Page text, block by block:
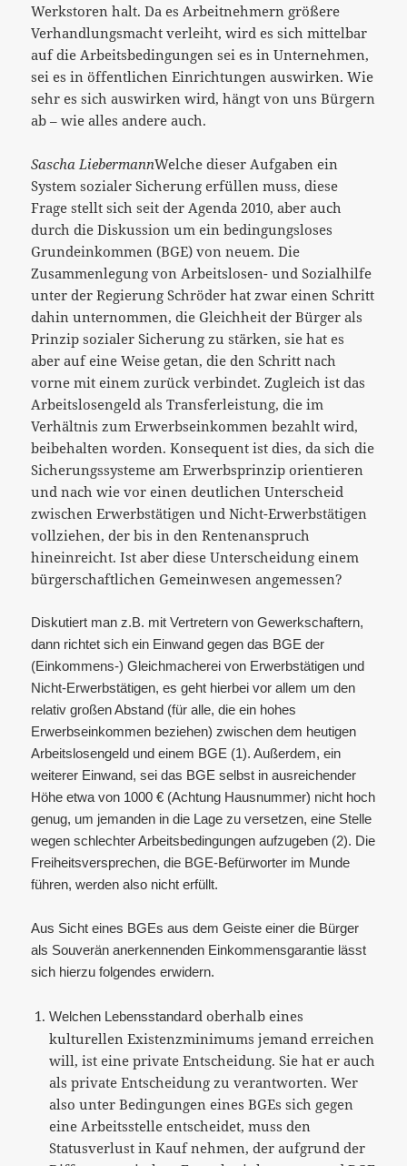
Werkstoren halt. Da es Arbeitnehmern größere
Verhandlungsmacht verleiht, wird es sich mittelbar
auf die Arbeitsbedingungen sei es in Unternehmen,
sei es in öffentlichen Einrichtungen auswirken. Wie
sehr es sich auswirken wird, hängt von uns Bürgern
ab – wie alles andere auch.
Sascha LiebermannWelche dieser Aufgaben ein
System sozialer Sicherung erfüllen muss, diese
Frage stellt sich seit der Agenda 2010, aber auch
durch die Diskussion um ein bedingungsloses
Grundeinkommen (BGE) von neuem. Die
Zusammenlegung von Arbeitslosen- und Sozialhilfe
unter der Regierung Schröder hat zwar einen Schritt
dahin unternommen, die Gleichheit der Bürger als
Prinzip sozialer Sicherung zu stärken, sie hat es
aber auf eine Weise getan, die den Schritt nach
vorne mit einem zurück verbindet. Zugleich ist das
Arbeitslosengeld als Transferleistung, die im
Verhältnis zum Erwerbseinkommen bezahlt wird,
beibehalten worden. Konsequent ist dies, da sich die
Sicherungssysteme am Erwerbsprinzip orientieren
und nach wie vor einen deutlichen Unterscheid
zwischen Erwerbstätigen und Nicht-Erwerbstätigen
vollziehen, der bis in den Rentenanspruch
hineinreicht. Ist aber diese Unterscheidung einem
bürgerschaftlichen Gemeinwesen angemessen?
Diskutiert man z.B. mit Vertretern von Gewerkschaftern,
dann richtet sich ein Einwand gegen das BGE der
(Einkommens-) Gleichmacherei von Erwerbstätigen und
Nicht-Erwerbstätigen, es geht hierbei vor allem um den
relativ großen Abstand (für alle, die ein hohes
Erwerbseinkommen beziehen) zwischen dem heutigen
Arbeitslosengeld und einem BGE (1). Außerdem, ein
weiterer Einwand, sei das BGE selbst in ausreichender
Höhe etwa von 1000 € (Achtung Hausnummer) nicht hoch
genug, um jemanden in die Lage zu versetzen, eine Stelle
wegen schlechter Arbeitsbedingungen aufzugeben (2). Die
Freiheitsversprechen, die BGE-Befürworter im Munde
führen, werden also nicht erfüllt.
Aus Sicht eines BGEs aus dem Geiste einer die Bürger
als Souverän anerkennenden Einkommensgarantie lässt
sich hierzu folgendes erwidern.
Welchen Lebensstandard oberhalb eines
kulturellen Existenzminimums jemand erreichen
will, ist eine private Entscheidung. Sie hat er auch
als private Entscheidung zu verantworten. Wer
also unter Bedingungen eines BGEs sich gegen
eine Arbeitsstelle entscheidet, muss den
Statusverlust in Kauf nehmen, der aufgrund der